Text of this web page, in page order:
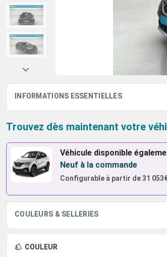
INFORMATIONS ESSENTIELLES
Trouvez dès maintenant votre
Véhicule disponible
Neuf à la commande
Configurable à partir de31
COULEURS & SELLERIES
COULEUR